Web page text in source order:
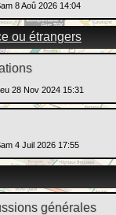
8 Aoû 2026 14:04
ou étrangers
28 Nov 2024 15:31
4 Juil 2026 17:55
générales